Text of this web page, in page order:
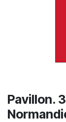
Pavillon.